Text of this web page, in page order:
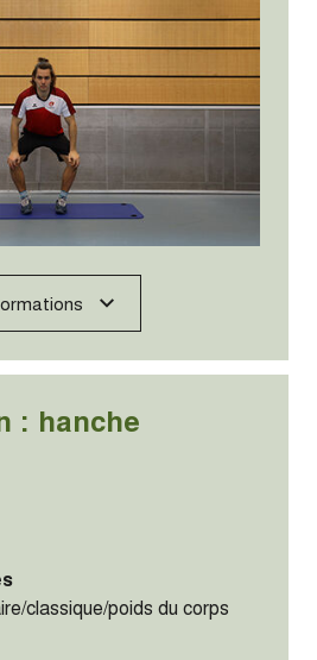
: hanche
classique/poids du corps